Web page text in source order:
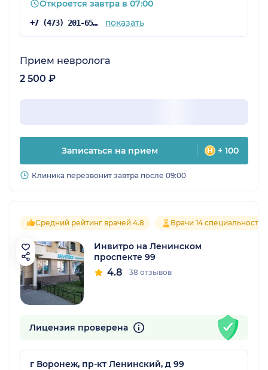
Откроется завтра в 07:00
+7 (473) 201-65-34 показать
Прием невролога
2 500 ₽
Записаться на прием + 100
Клиника перезвонит завтра после 09:00
Средний рейтинг врачей 4.8 Врачи 14 специальностей
Инвитро на Ленинском
проспекте 99
4.8 38 отзывов
Лицензия проверена
г Воронеж, пр-кт Ленинский, д 99